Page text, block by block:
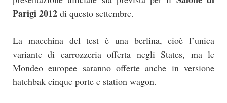
Parigi 2012 di questo settembre.
La macchina del test è una berlina, cioè l’unica
variante di carrozzeria offerta negli States, ma le
Mondeo europee saranno offerte anche in versione
hatchbak cinque porte e station wagon.